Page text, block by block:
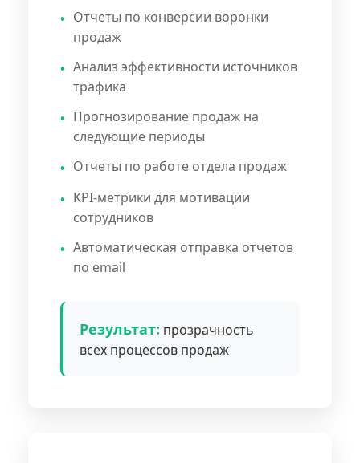
Отчеты по конверсии воронки
продаж
Анализ эффективности источников
трафика
Прогнозирование продаж на
следующие периоды
Отчеты по работе отдела продаж
KPI-метрики для мотивации
сотрудников
Автоматическая отправка отчетов
по email
Результат: прозрачность
всех процессов продаж